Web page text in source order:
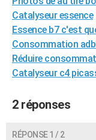
Catalyseur essence
Essence b7 c'est
Consommation
Réduire
Catalyseur c4
2 réponses
RÉPONSE 1 / 2